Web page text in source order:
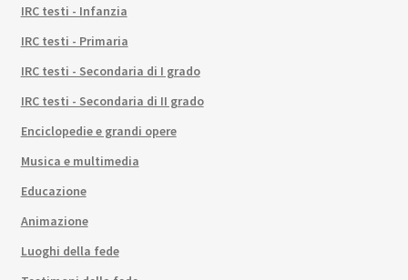
IRC testi - Infanzia
IRC testi - Primaria
IRC testi - Secondaria di I grado
IRC testi - Secondaria di II grado
Enciclopedie e grandi opere
Musica e multimedia
Educazione
Animazione
Luoghi della fede